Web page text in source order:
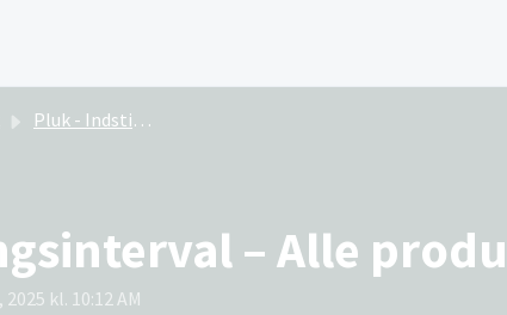
Pluk - Indstillinger
– Alle
kl. 10:12 AM